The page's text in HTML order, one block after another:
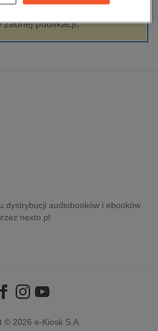
technologie, informatyka
informacyjne
żadnej publikacji.
dystrybucji audiobooków i ebooków
nexto.pl
© 2026 e-Kiosk S.A.